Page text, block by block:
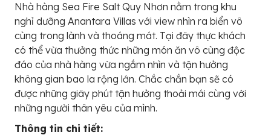
Nhà hàng Sea Fire Salt Quy Nhơn nằm trong khu
nghỉ dưỡng Anantara Villas với view nhìn ra biển vô
cùng trong lành và thoáng mát. Tại đây thực khách
có thể vừa thưởng thức những món ăn vô cùng độc
đáo của nhà hàng vừa ngắm nhìn và tận hưởng
không gian bao la rộng lớn. Chắc chắn bạn sẽ có
được những giây phút tận hưởng thoải mái cùng với
những người thân yêu của mình.
Thông tin chi tiết: